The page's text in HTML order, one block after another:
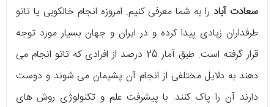
سعادت آباد را به شما معرفی کنیم. امروزه انجام خالکوبی یا تاتو
طرفداران زیادی پیدا کرده و در ایران و جهان بسیار مورد توجه
قرار گرفته است. طبق آمار 25 درصد از افرادی که تاتو انجام می
دهند به دلایل مختلفی از انجام آن پشیمان می شوند و دوست
دارند آن را پاک کنند. با پیشرفت علم و تکنولوژی روش های